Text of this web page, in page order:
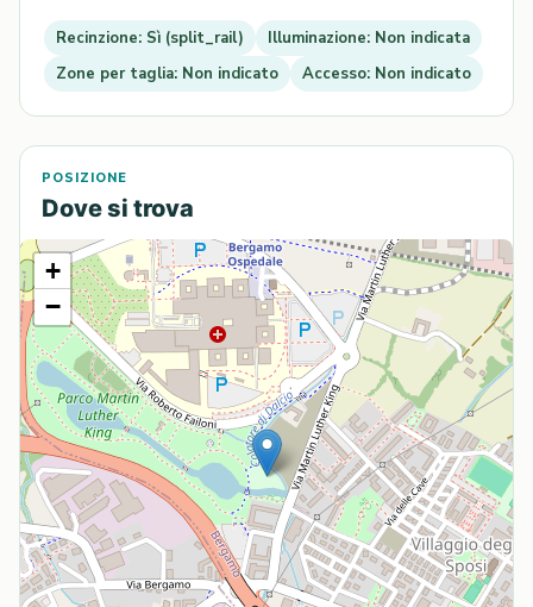
Recinzione: Sì (split_rail)
Illuminazione: Non indicata
Zone per taglia: Non indicato
Accesso: Non indicato
POSIZIONE
Dove si trova
+
−